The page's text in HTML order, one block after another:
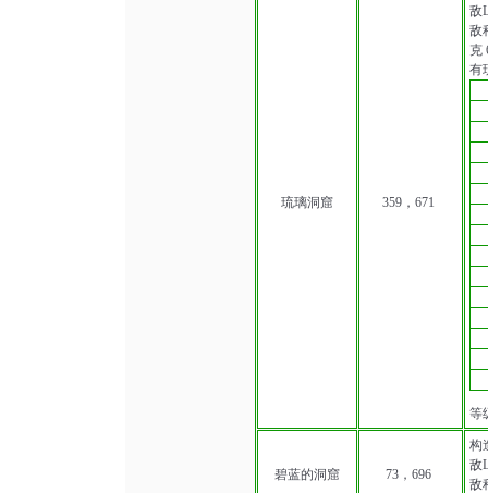
琉璃洞窟 359，671
敌
敌
克
有
等
碧蓝的洞窟 73，696
构
敌
敌